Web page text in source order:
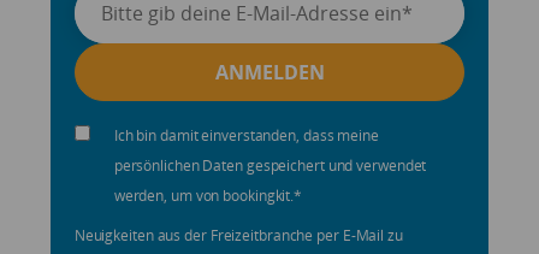
Ich bin damit einverstanden, dass meine
persönlichen Daten gespeichert und verwendet
werden, um von bookingkit.*
Neuigkeiten aus der Freizeitbranche per E-Mail zu